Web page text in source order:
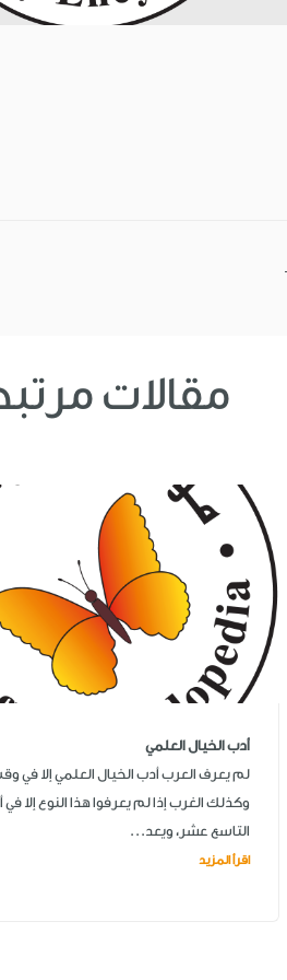
مقالات
أدب الخيال العلمي
لم يعرف العرب أدب الخيال العلمي إلا في
وكذلك الغرب إذا لم يعرفوا هذا النوع إلا
التاسع عشر، ويعد...
اقرأ المزيد